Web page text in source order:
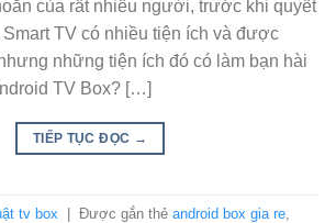
của rất nhiều người, trước khi quyết
TV có nhiều tiện ích và được
những tiện ích đó có làm bạn hài
TV Box? […]
TIẾP TỤC ĐỌC →
tv box Được gắn thẻ android box gia re